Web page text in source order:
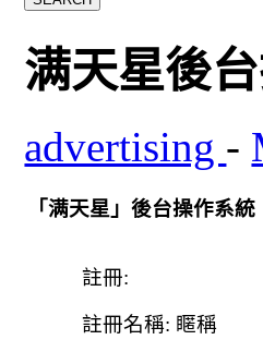
满天星後
advertising -
「满天星 」後台操作系統
註冊:
註冊名稱: 䁥稱